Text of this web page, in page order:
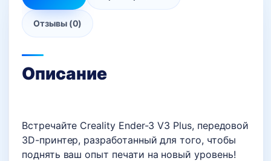
Отзывы (0)
Описание
Встречайте Creality Ender-3 V3 Plus, передовой
3D-принтер, разработанный для того, чтобы
поднять ваш опыт печати на новый уровень!